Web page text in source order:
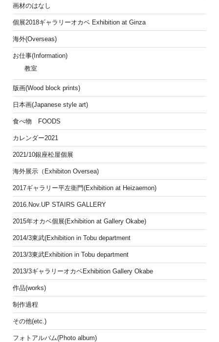
画材のはなし
個展2018ギャラリーオカベ Exhibition at Ginza
海外(Overseas)
お仕事(Information)
教室
版画(Wood block prints)
日本画(Japanese style art)
食べ物 FOODS
カレンダー2021
2021/10銀座松屋個展
海外展示（Exhibiton Oversea)
2017ギャラリー平左衛門(Exhibition at Heizaemon)
2016.Nov.UP STAIRS GALLERY
2015年オカベ個展(Exhibition at Gallery Okabe)
2014/3東武(Exhibition in Tobu department
2013/3東武Exhibition in Tobu department
2013/3ギャラリーオカベExhibition Gallery Okabe
作品(works)
制作過程
その他(etc.)
フォトアルバム(Photo album)